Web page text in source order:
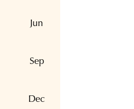
Jun
Sep
Dec